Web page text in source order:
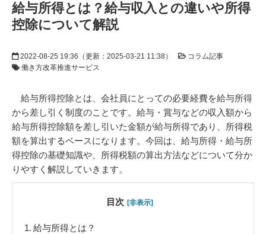
給与所得とは？給与収入との違いや所得
控除について解説
2022-08-25 19:36 （更新： 2025-03-21 11:38）
コラム記事
働き方改革推進サービス
給与所得控除とは、会社員にとっての必要経費を給与所得
から差し引く制度のことです。給与・賞与などの収入額から
給与所得控除額を差し引いた金額が給与所得であり、所得税
額を算出するベースになります。今回は、給与所得・給与所
得控除の基礎知識や、所得税額の算出方法などについて分か
りやすく解説していきます。
目次 [非表示]
1. 給与所得とは？